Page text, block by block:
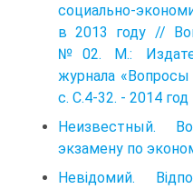
социально-
в 2013 году //
№02. М.:
журнала
с. С.4-32. - 2014 год
Неизвестный.
экзамену по
Невідомий.